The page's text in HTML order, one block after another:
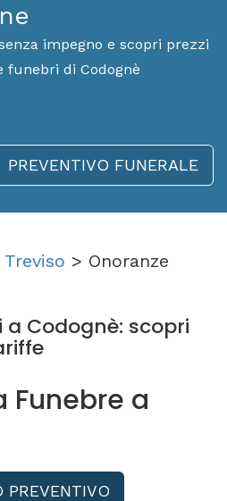
impegno e scopri prezzi
funebri di Codognè
PREVENTIVO FUNERALE
Treviso > Onoranze
a Codognè: scopri
Funebre a
PREVENTIVO